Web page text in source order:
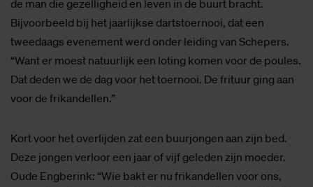
de man die gezelligheid en leven in de buurt bracht.
Bijvoorbeeld bij het jaarlijkse dartstoernooi, dat een
tweedaags evenement werd onder leiding van Schepers.
“Want er moest natuurlijk een loting komen voor de poules.
Dat deden we de dag voor het toernooi. De frituur ging aan
voor de frikandellen.”
Kort voor het overlijden zat een buurjongen aan zijn bed.
Deze jongen verloor een jaar of vijf geleden zijn moeder.
Oude Engberink: “Wie bakt er nu frikandellen voor ons,